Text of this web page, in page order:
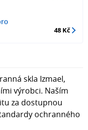
48 Kč
skla Izmael,
výrobci. Naším
za dostupnou
ochranného